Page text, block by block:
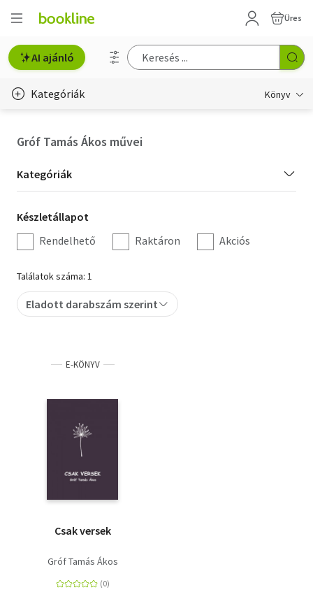
Üres
AI ajánló
Kategóriák Könyv
Hobbi, szabadidő
Irodalom
Művészet
Szakkönyv
Tankönyv, segédkönyv
Társadalomtudomány
Természettudomány
Gróf Tamás Ákos művei
Kategória
szűrés
Kategóriák
Készletállapot
szűrés
Készletállapot
Rendelhető
Raktáron Akciós
Találatok száma: 1
Eladott darabszám szerint
E-KÖNYV
Csak versek
Gróf Tamás Ákos